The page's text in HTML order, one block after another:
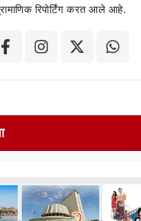
रिपोर्टिंग करत आले आहे.